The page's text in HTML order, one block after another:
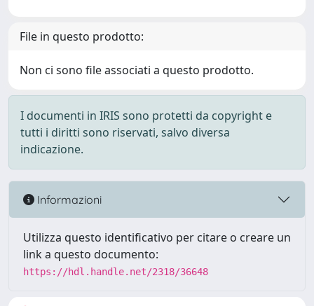
File in questo prodotto:
Non ci sono file associati a questo prodotto.
I documenti in IRIS sono protetti da copyright e
tutti i diritti sono riservati, salvo diversa
indicazione.
Informazioni
Utilizza questo identificativo per citare o creare un
link a questo documento:
https://hdl.handle.net/2318/36648